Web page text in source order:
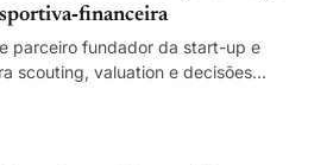
parceiro fundador da start-up e
scouting, valuation e decisões
divulgados.